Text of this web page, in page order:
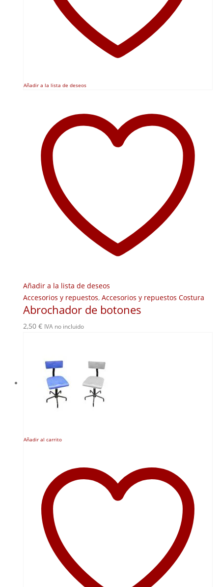
Añadir a la lista de deseos
Añadir a la lista de deseos
Accesorios y repuestos, Accesorios y repuestos Costura
Abrochador de botones
2,50 € IVA no incluido
Añadir al carrito